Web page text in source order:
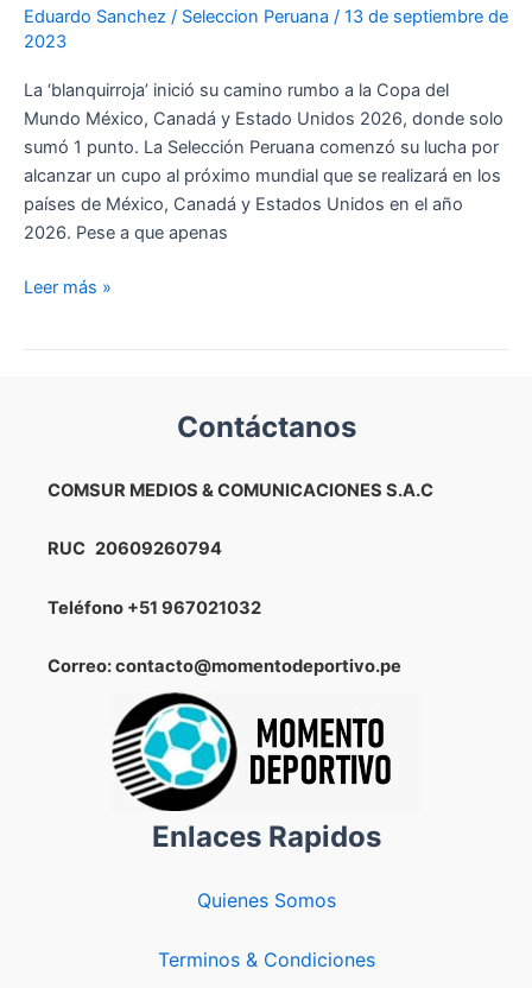
Eduardo Sanchez / Seleccion Peruana / 13 de septiembre de
2023
La ‘blanquirroja’ inició su camino rumbo a la Copa del
Mundo México, Canadá y Estado Unidos 2026, donde solo
sumó 1 punto. La Selección Peruana comenzó su lucha por
alcanzar un cupo al próximo mundial que se realizará en los
países de México, Canadá y Estados Unidos en el año
2026. Pese a que apenas
El
tiró
más
Leer más »
Contáctanos
COMSUR MEDIOS & COMUNICACIONES S.A.C
RUC 20609260794
Teléfono +51 967021032
Correo: contacto@momentodeportivo.pe
Enlaces Rapidos
Quienes Somos
Terminos & Condiciones